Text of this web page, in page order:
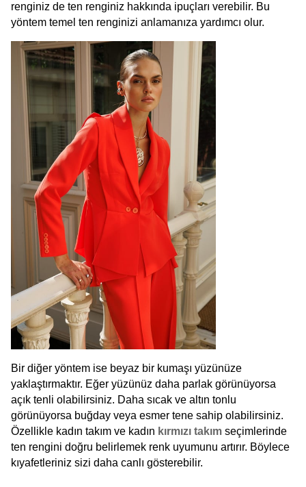
renginiz de ten renginiz hakkında ipuçları verebilir. Bu
yöntem temel ten renginizi anlamanıza yardımcı olur.
Bir diğer yöntem ise beyaz bir kumaşı yüzünüze
yaklaştırmaktır. Eğer yüzünüz daha parlak görünüyorsa
açık tenli olabilirsiniz. Daha sıcak ve altın tonlu
görünüyorsa buğday veya esmer tene sahip olabilirsiniz.
Özellikle kadın takım ve kadın kırmızı takım seçimlerinde
ten rengini doğru belirlemek renk uyumunu artırır. Böylece
kıyafetleriniz sizi daha canlı gösterebilir.